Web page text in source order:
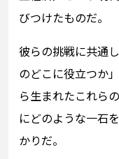
びつけたものだ。
彼らの挑戦に共通
のどこに役立つか
ら生まれたこれら
にどのような一石
かりだ。